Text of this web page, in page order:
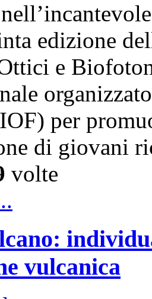
edizione
e
per
di giovani
volte
vulcanica